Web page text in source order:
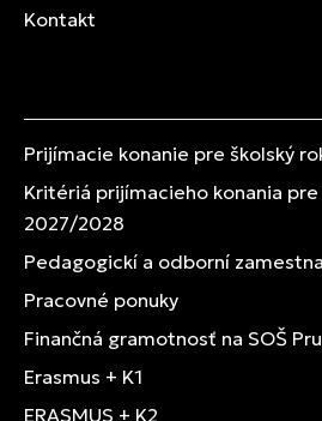
Kontakt
Prijímacie konanie pre školský
Kritériá prijímacieho konania pre
2027/2028
Pedagogickí a odborní
Pracovné ponuky
Finančná gramotnosť na SOŠ
Erasmus + K1
ERASMUS + K2